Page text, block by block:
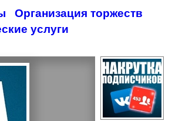
Организация торжеств
услуги